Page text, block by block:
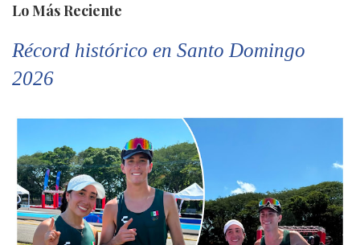
Lo Más Reciente
Récord histórico en Santo Domingo
2026